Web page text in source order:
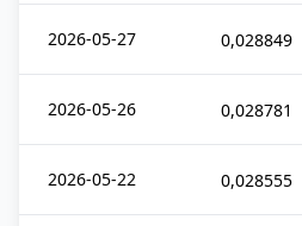
2026-05-27 0,028849
2026-05-26 0,028781
2026-05-22 0,028555